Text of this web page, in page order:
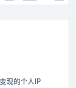
现的个人IP